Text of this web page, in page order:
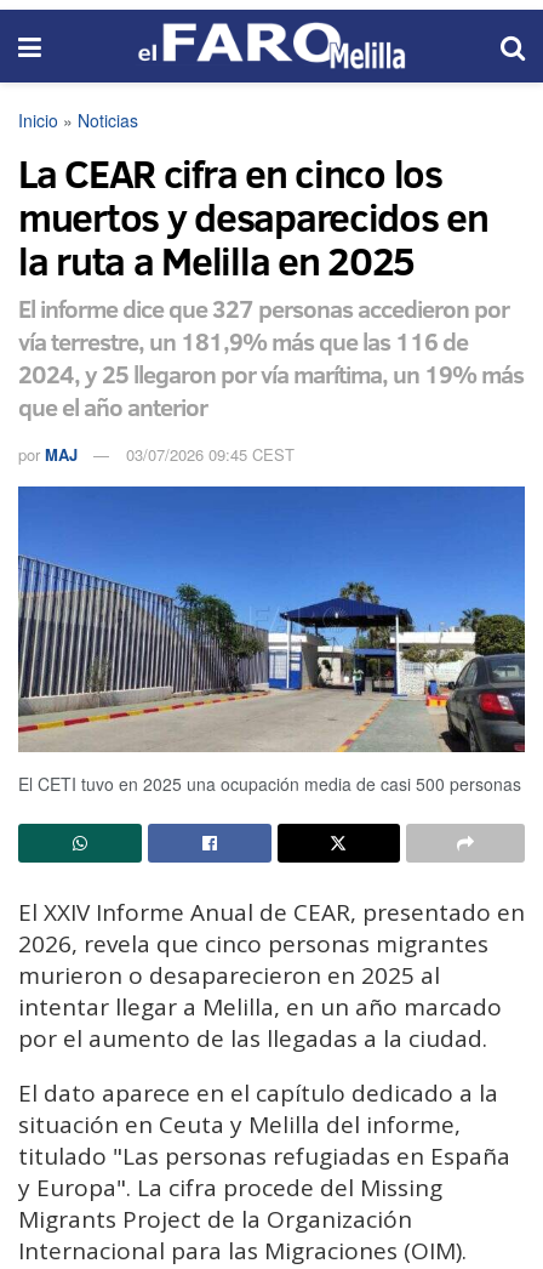
Inicio » Noticias
La CEAR cifra en cinco los
muertos y desaparecidos en
la ruta a Melilla en 2025
El informe dice que 327 personas accedieron por
vía terrestre, un 181,9% más que las 116 de
2024, y 25 llegaron por vía marítima, un 19% más
que el año anterior
por MAJ 03/07/2026 09:45 CEST
El CETI tuvo en 2025 una ocupación media de casi 500 personas
El XXIV Informe Anual de CEAR, presentado en
2026, revela que cinco personas migrantes
murieron o desaparecieron en 2025 al
intentar llegar a Melilla, en un año marcado
por el aumento de las llegadas a la ciudad.
El dato aparece en el capítulo dedicado a la
situación en Ceuta y Melilla del informe,
titulado "Las personas refugiadas en España
y Europa". La cifra procede del Missing
Migrants Project de la Organización
Internacional para las Migraciones (OIM).